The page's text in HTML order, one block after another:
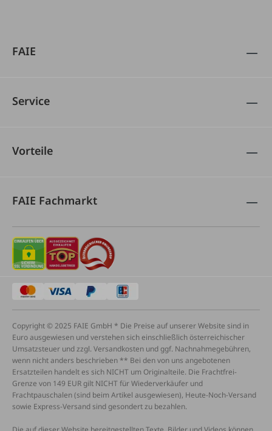
FAIE
Service
Vorteile
FAIE Fachmarkt
Copyright © 2025 FAIE GmbH * Die Preise auf unserer Website sind in
Euro ausgewiesen und verstehen sich einschließlich österreichischer
Umsatzsteuer und zzgl. Versandkosten und ggf. Nachnahmegebühren,
wenn nicht anders beschrieben ** Bei den von uns angebotenen
Ersatzteilen handelt es sich NICHT um Originalteile. Die Frachtfrei-
Grenze von 149 EUR gilt NICHT für Wiederverkäufer und
Frachtpauschalen (sind beim Artikel ausgewiesen), Heute-Noch-Versand
sowie Express-Versand sind gesondert zu bezahlen.